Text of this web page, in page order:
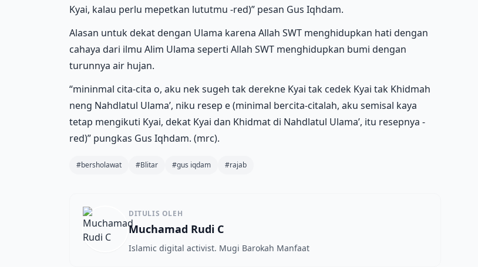
Kyai, kalau perlu mepetkan lututmu -red)” pesan Gus Iqhdam.
Alasan untuk dekat dengan Ulama karena Allah SWT menghidupkan hati dengan
cahaya dari ilmu Alim Ulama seperti Allah SWT menghidupkan bumi dengan
turunnya air hujan.
“mininmal cita-cita o, aku nek sugeh tak derekne Kyai tak cedek Kyai tak Khidmah
neng Nahdlatul Ulama’, niku resep e (minimal bercita-citalah, aku semisal kaya
tetap mengikuti Kyai, dekat Kyai dan Khidmat di Nahdlatul Ulama’, itu resepnya -
red)” pungkas Gus Iqhdam. (mrc).
#bersholawat #Blitar #gus iqdam #rajab
DITULIS OLEH
Muchamad Rudi C
Islamic digital activist. Mugi Barokah Manfaat